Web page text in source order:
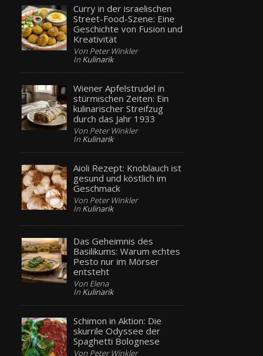
Curry in der israelischen
Street-Food-Szene: Eine
Geschichte von Fusion und
Kreativität
Von Peter Winkler
In Kulinarik
Wiener Apfelstrudel in
stürmischen Zeiten: Ein
kulinarischer Streifzug
durch das Jahr 1933
Von Peter Winkler
In Kulinarik
Aioli Rezept: Knoblauch ist
gesund und köstlich im
Geschmack
Von Peter Winkler
In Kulinarik
Das Geheimnis des
Basilikums: Warum echtes
Pesto nur im Mörser
entsteht
Von Elena
In Kulinarik
Schimon in Aktion: Die
skurrile Odyssee der
Spaghetti Bolognese
Von Peter Winkler